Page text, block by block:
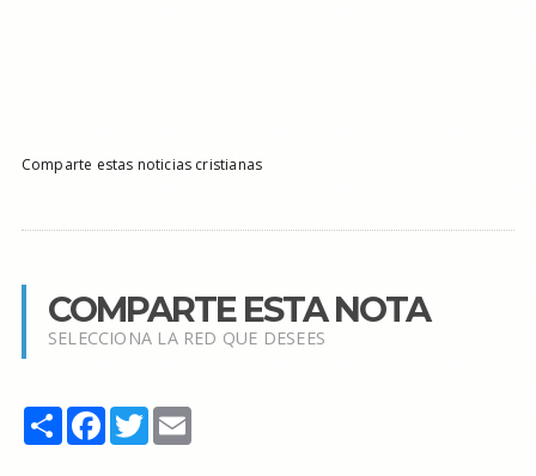
Comparte estas noticias cristianas
COMPARTE ESTA NOTA
SELECCIONA LA RED QUE DESEES
Share Facebook
TwitterEmail